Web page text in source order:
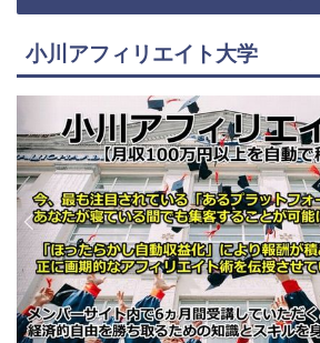
小川アフィリエイト大学